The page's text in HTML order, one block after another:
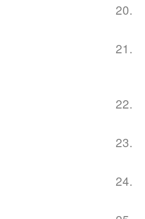
20.
21.
22.
23.
24.